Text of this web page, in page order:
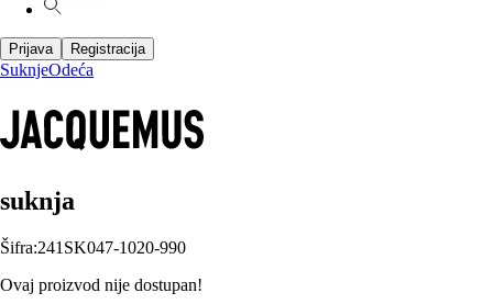
Prijava Registracija
SuknjeOdeća
suknja
Šifra:241SK047-1020-990
Ovaj proizvod nije dostupan!